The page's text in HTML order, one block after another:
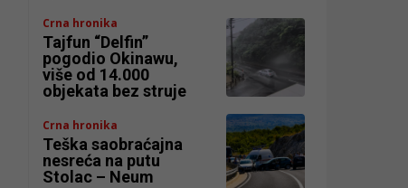
Crna hronika
Tajfun “Delfin”
pogodio Okinawu,
više od 14.000
objekata bez struje
Crna hronika
Teška saobraćajna
nesreća na putu
Stolac – Neum